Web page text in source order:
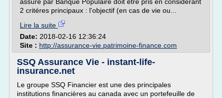
2 critéres principaux : l'objectif (en cas de vie ou...
Lire la suite
Date: 2018-02-16 12:36:24
Site : http://assurance-vie.patrimoine-finance.com
SSQ Assurance Vie - instant-life-
insurance.net
Le groupe SSQ Financier est une des principales
institutions financières au canada avec un portefeuille de